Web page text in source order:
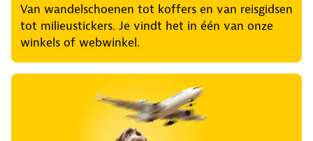
Van wandelschoenen tot koffers en van reisgidsen
tot milieustickers. Je vindt het in één van onze
winkels of webwinkel.